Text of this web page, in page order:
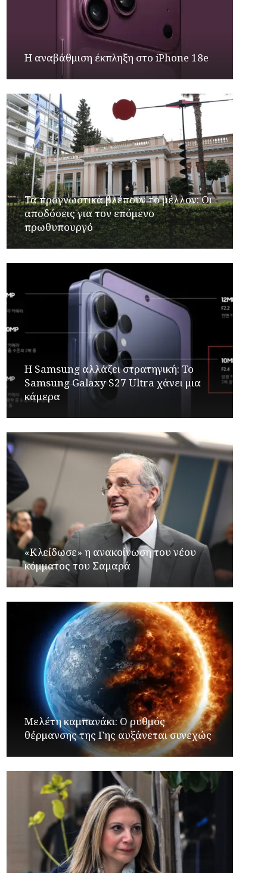
Η αναβάθμιση έκπληξη στο iPhone 18e
Τα προγνωστικά βλέπουν το μέλλον: Οι
αποδόσεις για τον επόμενο
πρωθυπουργό
Η Samsung αλλάζει στρατηγική: Το
Samsung Galaxy S27 Ultra χάνει μια
κάμερα
«Κλείδωσε» η ανακοίνωση του νέου
κόμματος του Σαμαρά
Μελέτη καμπανάκι: Ο ρυθμός
θέρμανσης της Γης αυξάνεται συνεχώς